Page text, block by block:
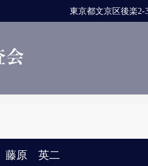
東京都文京区後楽
藤原 英二